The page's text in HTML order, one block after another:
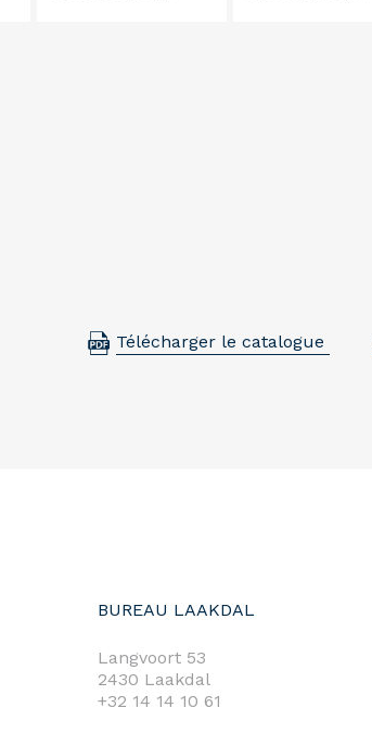
Télécharger le catalogue
BUREAU LAAKDAL
Langvoort 53
2430 Laakdal
+32 14 14 10 61